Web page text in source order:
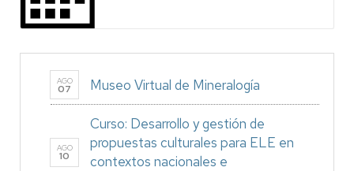
AGO
07 Museo Virtual de Mineralogía
AGO
10
Curso: Desarrollo y gestión de
propuestas culturales para ELE en
contextos nacionales e